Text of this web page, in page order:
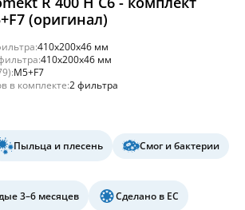
(оригинал)
410x200x46 мм
410x200x46 мм
M5+F7
в комплекте:2 фильтра
Пыльца и плесень
Смог и бактерии
3–6 месяцев Сделано в ЕС